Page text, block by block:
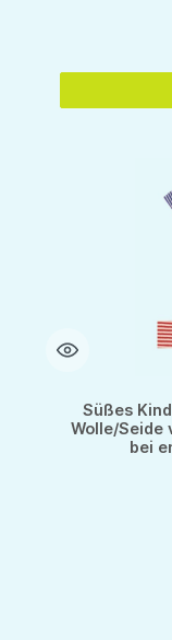
Süßes
Wolle/Seide
bei